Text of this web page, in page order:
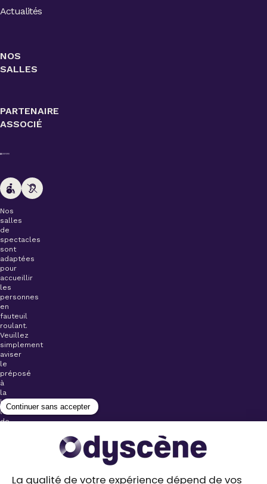
Actualités
NOS
SALLES
PARTENAIRE
ASSOCIÉ
Nos
salles
de
spectacles
sont
adaptées
pour
accueillir
les
personnes
en
fauteuil
roulant.
Veuillez
simplement
aviser
le
préposé
à
la
billetterie
lors
de